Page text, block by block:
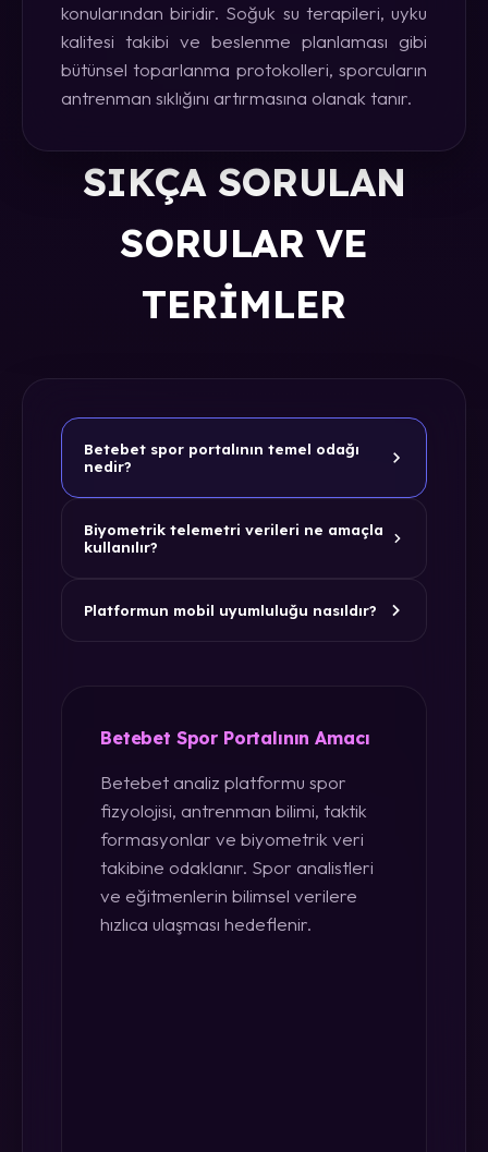
konularından biridir. Soğuk su terapileri, uyku
kalitesi takibi ve beslenme planlaması gibi
bütünsel toparlanma protokolleri, sporcuların
antrenman sıklığını artırmasına olanak tanır.
SIKÇA SORULAN
SORULAR VE
TERIMLER
Betebet spor portalının temel odağı
nedir?
Biyometrik telemetri verileri ne amaçla
kullanılır?
Platformun mobil uyumluluğu nasıldır?
Betebet Spor Portalının Amacı
Betebet analiz platformu spor
fizyolojisi, antrenman bilimi, taktik
formasyonlar ve biyometrik veri
takibine odaklanır. Spor analistleri
ve eğitmenlerin bilimsel verilere
hızlıca ulaşması hedeflenir.